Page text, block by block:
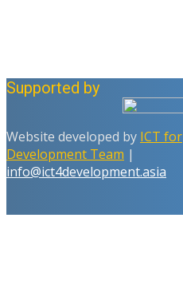
Supported by
Website developed by ICT for
Development Team |
info@ict4development.asia